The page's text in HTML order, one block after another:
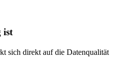
ist
sich direkt auf die Datenqualität